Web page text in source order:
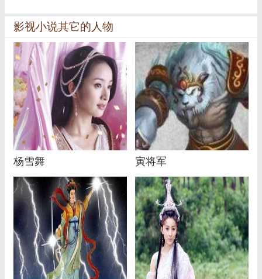
影视小说其它的人物
杨雪舞 寅将军